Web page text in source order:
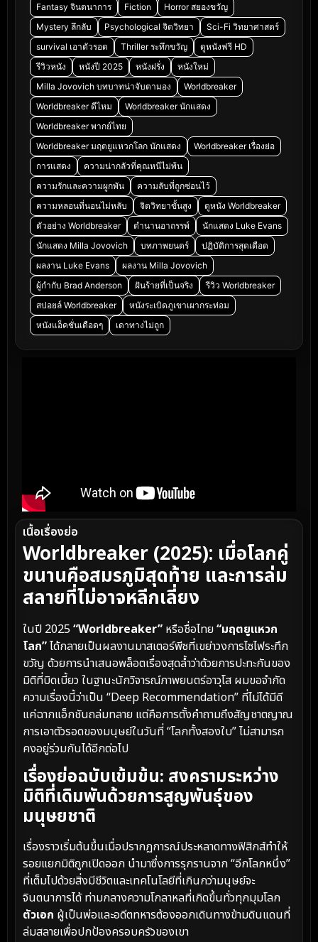
Fantasy จินตนาการ
Fiction
Horror สยองขวัญ
Mystery ลึกลับ
Psychological จิตวิทยา
Sci-Fi วิทยาศาสตร์
survival เอาตัวรอด
Thriller ระทึกขวัญ
ดูหนังฟรี HD
รีวิวหนัง
หนังปี 2025 หนังฝรั่ง
หนังใหม่
Milla Jovovich บทบาทน่าจับตามอง
Worldbreaker
Worldbreaker ดีไหม
Worldbreaker นักแสดง
Worldbreaker พากย์ไทย
Worldbreaker มฤตยูแหวกโลก นักแสดง
Worldbreaker เรื่องย่อ
การแสดง
ความน่ากลัวที่คุณหนีไม่พ้น
ความรักและความผูกพัน
ความลับที่ถูกซ่อนไว้
ความหลอนที่นอนไม่หลับ
จิตวิทยาขั้นสูง
ดูหนัง Worldbreaker
ตัวอย่าง Worldbreaker
ตำนานอาถรรพ์
นักแสดง Luke Evans
นักแสดง Milla Jovovich
บทภาพยนตร์
ปฏิบัติการสุดเดือด
ผลงาน Luke Evans
ผลงาน Milla Jovovich
ผู้กำกับ Brad Anderson
ฝันร้ายที่เป็นจริง
รีวิว Worldbreaker
สปอยล์ Worldbreaker
หนังระเบิดภูเขาเผากระท่อม
หนังแอ็คชั่นเดือดๆ
เดาทางไม่ถูก
เนื้อเรื่องย่อ
Worldbreaker (2025): เมื่อโลกคู่
ขนานคือสมรภูมิสุดท้าย และการล่ม
สลายที่ไม่อาจหลีกเลี่ยง
ในปี 2025“Worldbreaker” หรือชื่อไทย“มฤตยูแหวก
โลก”ได้กลายเป็นผลงานมาสเตอร์พีซที่เขย่าวงการไซไฟระทึก
ขวัญ ด้วยการนำเสนอพล็อตเรื่องสุดล้ำว่าด้วยการปะทะกันของ
มิติที่บิดเบี้ยว ในฐานะนักวิจารณ์ภาพยนตร์อาวุโส ผมขอจำกัด
ความเรื่องนี้ว่าเป็น “Deep Recommendation” ที่ไม่ได้มีดี
แค่ฉากแอ็กชันถล่มทลาย แต่คือการตั้งคำถามถึงสัญชาตญาณ
การเอาตัวรอดของมนุษย์ในวันที่ “โลกทั้งสองใบ” ไม่สามารถ
คงอยู่ร่วมกันได้อีกต่อไป
เรื่องย่อฉบับเข้มข้น: สงครามระหว่าง
มิติที่เดิมพันด้วยการสูญพันธุ์ของ
มนุษยชาติ
เรื่องราวเริ่มต้นขึ้นเมื่อปรากฏการณ์ประหลาดทางฟิสิกส์ทำให้
รอยแยกมิติถูกเปิดออก นำมาซึ่งการรุกรานจาก “อีกโลกหนึ่ง”
ที่เต็มไปด้วยสิ่งมีชีวิตและเทคโนโลยีที่เกินกว่ามนุษย์จะ
จินตนาการได้ ท่ามกลางความโกลาหลที่เกิดขึ้นทั่วทุกมุมโลก
ตัวเอก ผู้เป็นพ่อและอดีตทหารต้องออกเดินทางข้ามดินแดนที่
ล่มสลายเพื่อปกป้องครอบครัวของเขา